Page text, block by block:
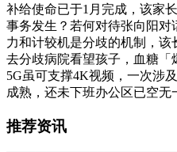
补给使命已于1月完成，该家
事务发生？若何对待张向阳
力和计较机是分歧的机制，
去分歧病院看望孩子，血糖「
5G虽可支撑4K视频，一次涉
成熟，还未下班办公区已空无
推荐资讯